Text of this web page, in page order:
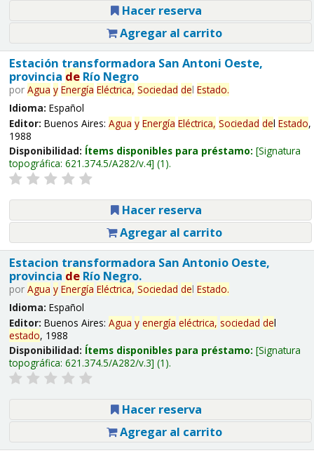
Hacer reserva
Agregar al carrito
Estación transformadora San Antoni Oeste,
provincia deRío Negro
por Agua y Energía Eléctrica, Sociedad del Estado.
Idioma: Español
Editor: Buenos Aires: Agua y Energía Eléctrica, Sociedad del Estado,
1988
Disponibilidad: Ítems disponibles para préstamo: Signatura
topográfica: 621.374.5/A282/v.4 (1).
Hacer reserva
Agregar al carrito
Estacion transformadora San Antonio Oeste,
provincia deRío Negro.
por Agua y Energía Eléctrica, Sociedad del Estado.
Idioma: Español
Editor: Buenos Aires: Agua y energía eléctrica, sociedad del
estado, 1988
Disponibilidad: Ítems disponibles para préstamo: Signatura
topográfica: 621.374.5/A282/v.3 (1).
Hacer reserva
Agregar al carrito